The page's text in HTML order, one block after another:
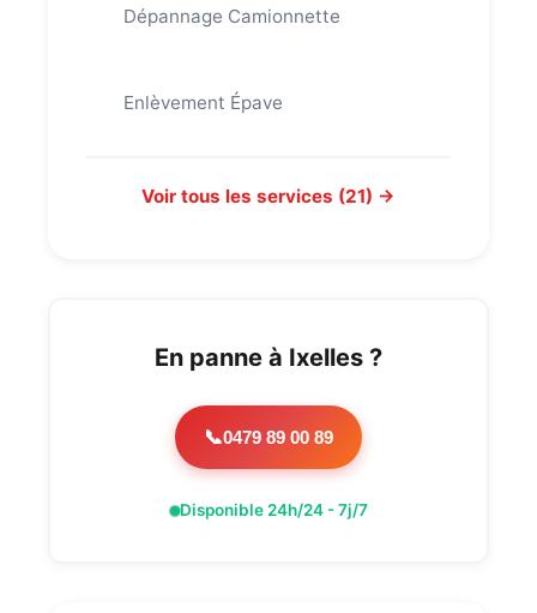
Dépannage Camionnette
Enlèvement Épave
Voir tous les services (21) →
En panne à Ixelles ?
📞0479 89 00 89
Disponible 24h/24 - 7j/7